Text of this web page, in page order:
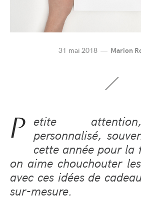
31 mai 2018 Marion
P etite
personnalisé,
cette année pour la
on aime chouchouter
avec ces idées de
sur-mesure.